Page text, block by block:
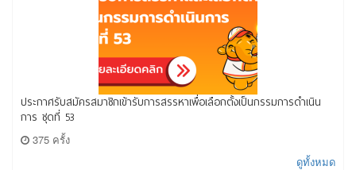
ประกาศรับสมัครสมาชิกเข้ารับการสรรหาเพื่อเลือกตั้งเป็นกรรมการดำเนิน
การ ชุดที่ 53
375 ครั้ง
ดูทั้งหมด